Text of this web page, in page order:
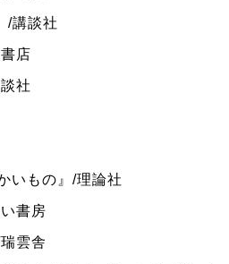
/講談社
店
社
いもの』/理論社
書房
雲舎